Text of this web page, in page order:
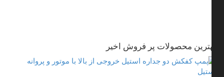
محصولات پر فروش اخیر